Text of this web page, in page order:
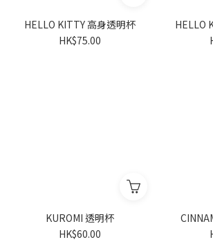
HELLO KITTY 高身透明杯
HK$75.00
KUROMI 透明杯
HK$60.00